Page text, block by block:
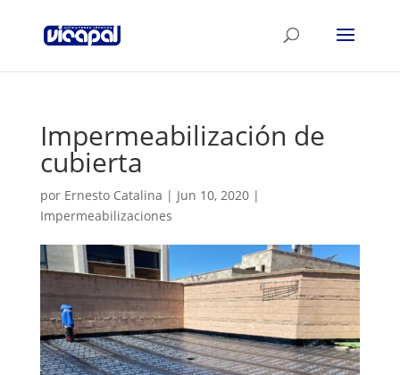
Impermeabilización de
cubierta
por Ernesto Catalina | Jun 10, 2020|
Impermeabilizaciones